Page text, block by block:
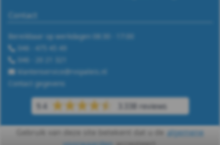
Contact
Bereikbaar op werkdagen 08:30 - 17:00
046 - 475 45 49
046 - 20 21 321
klantenservice@rvspaleis.nl
Contact gegevens
9.4 3.338 reviews
Gebruik van deze site betekent dat u de algemene